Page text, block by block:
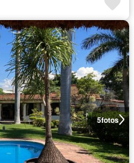
5fotos